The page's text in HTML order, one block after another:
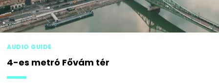
AUDIO GUIDE
4-es metró Fővám tér